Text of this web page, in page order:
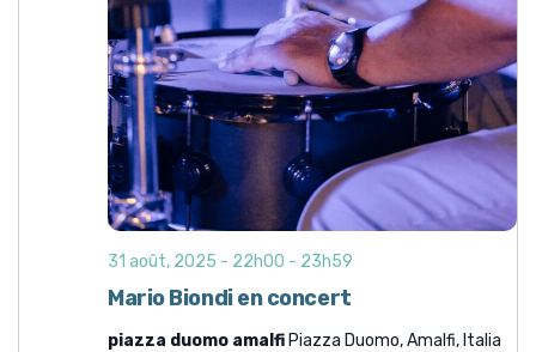
Mario Biondi en concert
31 août, 2025 - 22h00 - 23h59
piazza duomo amalfi Piazza Duomo, Amalfi, Italia